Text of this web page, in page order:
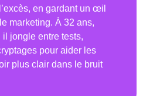
en gardant un œil
marketing. À 32 ans,
il jongle entre tests,
pour aider les
plus clair dans le bruit